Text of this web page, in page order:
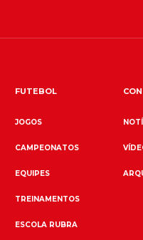
FUTEBOL
JOGOS
CAMPEONATOS
EQUIPES
TREINAMENTOS
ESCOLA RUBRA